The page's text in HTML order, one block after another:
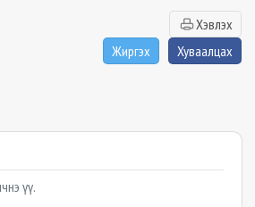
Хэвлэх
Жиргэх
Хуваалцах